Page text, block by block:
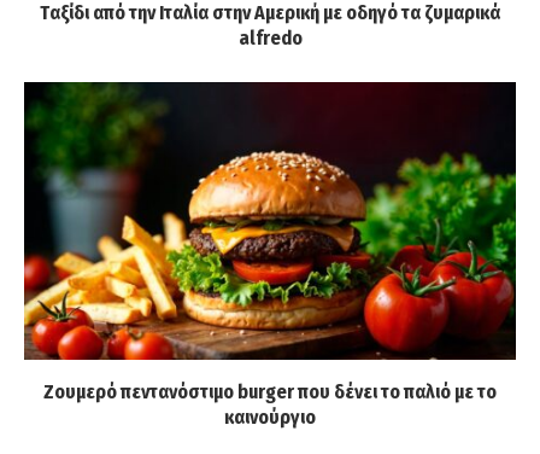
Tαξίδι από την Ιταλία στην Αμερική με οδηγό τα ζυμαρικά
alfredo
Ζουμερό πεντανόστιμο burger που δένει το παλιό με το
καινούργιο